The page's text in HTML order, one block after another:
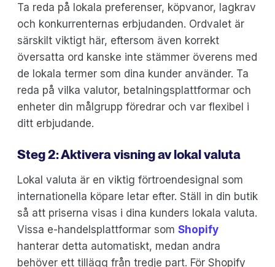
Ta reda på lokala preferenser, köpvanor, lagkrav
och konkurrenternas erbjudanden. Ordvalet är
särskilt viktigt här, eftersom även korrekt
översatta ord kanske inte stämmer överens med
de lokala termer som dina kunder använder. Ta
reda på vilka valutor, betalningsplattformar och
enheter din målgrupp föredrar och var flexibel i
ditt erbjudande.
Steg 2: Aktivera visning av lokal valuta
Lokal valuta är en viktig förtroendesignal som
internationella köpare letar efter. Ställ in din butik
så att priserna visas i dina kunders lokala valuta.
Vissa e-handelsplattformar som Shopify
hanterar detta automatiskt, medan andra
behöver ett tillägg från tredje part. För Shopify